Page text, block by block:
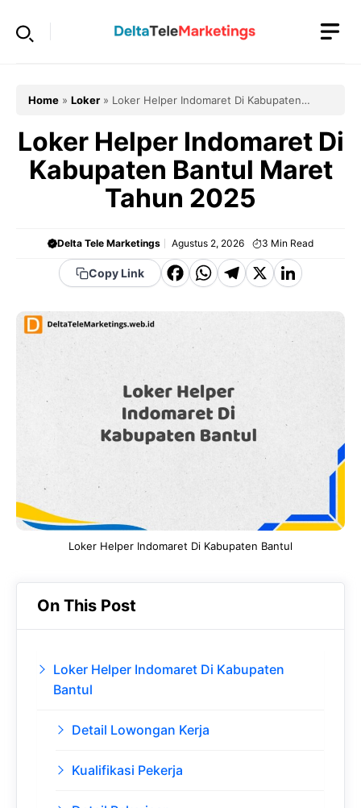
Home » Loker » Loker Helper Indomaret Di Kabupaten
Loker Helper Indomaret Di
Kabupaten Bantul Maret
Tahun 2025
Delta Tele Marketings Agustus 2, 2026 3 Min Read
Copy Link
F
e
b
o
o
W
a
t
s
A
p
T
g
a
m
X Li
k
e
Loker Helper Indomaret Di Kabupaten Bantul
On This Post
Loker Helper Indomaret Di Kabupaten
Bantul
Detail Lowongan Kerja
Kualifikasi Pekerja